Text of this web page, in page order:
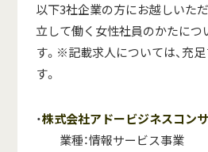
以下3社企業の方にお越しいた
立して働く女性社員のかたにつ
す。※記載求人については、充
す。
・株式会社アドービジネスコン
業種：情報サービス事業